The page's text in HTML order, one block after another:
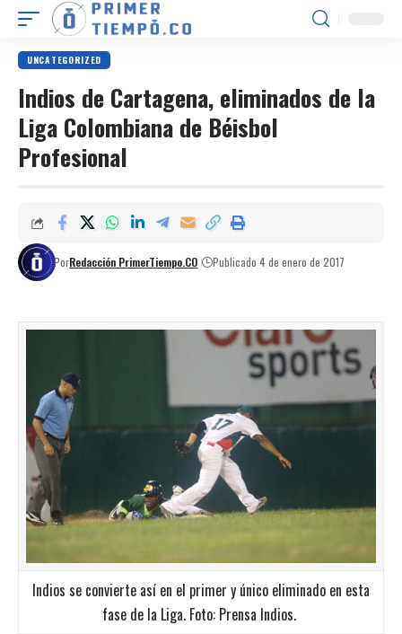
UNCATEGORIZED
Indios de Cartagena, eliminados de la
Liga Colombiana de Béisbol
Profesional
PorRedacción PrimerTiempo.CO Publicado 4 de enero de 2017
Indios se convierte así en el primer y único eliminado en esta
fase de la Liga. Foto: Prensa Indios.